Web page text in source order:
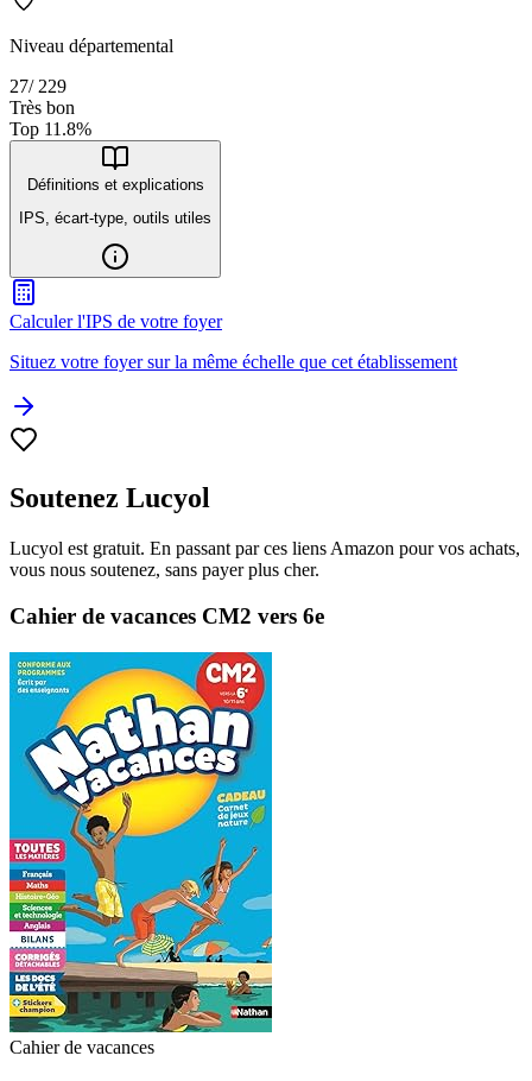
Niveau départemental
27/ 229
Très bon
Top 11.8%
Définitions et explications
IPS, écart-type, outils utiles
Calculer l'IPS de votre foyer
Situez votre foyer sur la même échelle que cet établissement
Soutenez Lucyol
Lucyol est gratuit. En passant par ces liens Amazon pour vos achats,
vous nous soutenez, sans payer plus cher.
Cahier de vacances CM2 vers 6e
Cahier de vacances